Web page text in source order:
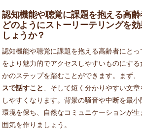
認知機能や聴覚に課題を抱える高
どのようにストーリーテリングを
しょうか？
認知機能や聴覚に課題を抱える高齢者にと
をより魅力的でアクセスしやすいものにす
かのステップを踏むことができます。まず、
スで話すこと
、そして短く分かりやすい文
しやすくなります。背景の騒音や中断を最
環境を保ち、自然なコミュニケーションが
囲気を作りましょう。